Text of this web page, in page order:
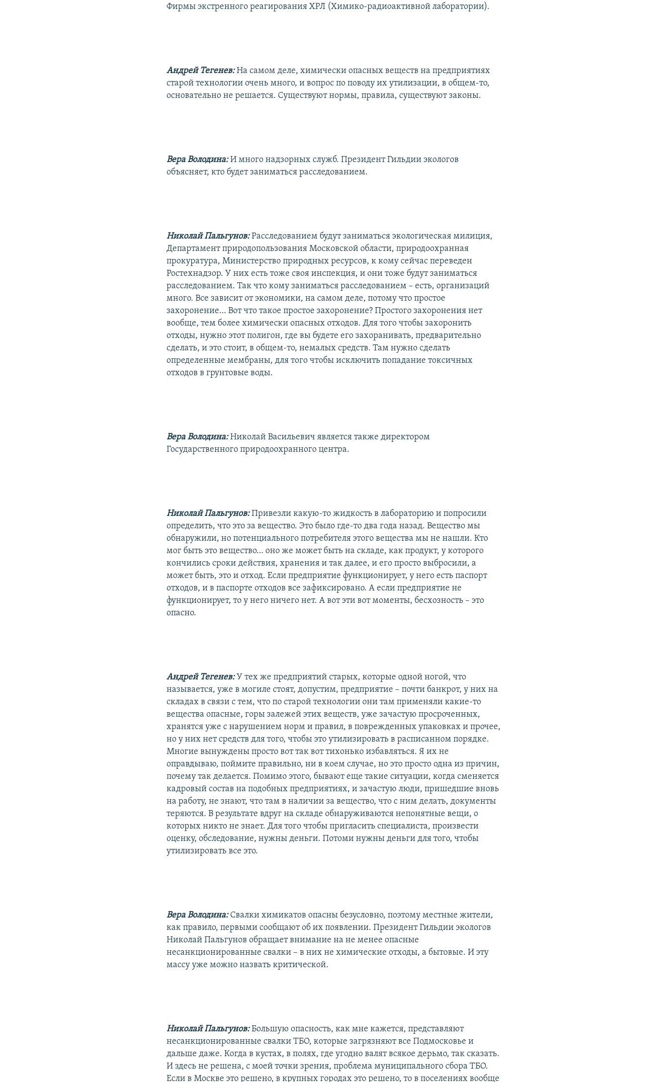
Фирмы экстренного реагирования ХРЛ (Химико-радиоактивной лаборатории).
Андрей Тегенев: На самом деле, химически опасных веществ на предприятиях
старой технологии очень много, и вопрос по поводу их утилизации, в общем-то,
основательно не решается. Существуют нормы, правила, существуют законы.
Вера Володина: И много надзорных служб. Президент Гильдии экологов
объясняет, кто будет заниматься расследованием.
Николай Пальгунов: Расследованием будут заниматься экологическая милиция,
Департамент природопользования Московской области, природоохранная
прокуратура, Министерство природных ресурсов, к кому сейчас переведен
Ростехнадзор. У них есть тоже своя инспекция, и они тоже будут заниматься
расследованием. Так что кому заниматься расследованием – есть, организаций
много. Все зависит от экономики, на самом деле, потому что простое
захоронение… Вот что такое простое захоронение? Простого захоронения нет
вообще, тем более химически опасных отходов. Для того чтобы захоронить
отходы, нужно этот полигон, где вы будете его захоранивать, предварительно
сделать, и это стоит, в общем-то, немалых средств. Там нужно сделать
определенные мембраны, для того чтобы исключить попадание токсичных
отходов в грунтовые воды.
Вера Володина: Николай Васильевич является также директором
Государственного природоохранного центра.
Николай Пальгунов: Привезли какую-то жидкость в лабораторию и попросили
определить, что это за вещество. Это было где-то два года назад. Вещество мы
обнаружили, но потенциального потребителя этого вещества мы не нашли. Кто
мог быть это вещество… оно же может быть на складе, как продукт, у которого
кончились сроки действия, хранения и так далее, и его просто выбросили, а
может быть, это и отход. Если предприятие функционирует, у него есть паспорт
отходов, и в паспорте отходов все зафиксировано. А если предприятие не
функционирует, то у него ничего нет. А вот эти вот моменты, бесхозность – это
опасно.
Андрей Тегенев: У тех же предприятий старых, которые одной ногой, что
называется, уже в могиле стоят, допустим, предприятие – почти банкрот, у них на
складах в связи с тем, что по старой технологии они там применяли какие-то
вещества опасные, горы залежей этих веществ, уже зачастую просроченных,
хранятся уже с нарушением норм и правил, в поврежденных упаковках и прочее,
но у них нет средств для того, чтобы это утилизировать в расписанном порядке.
Многие вынуждены просто вот так вот тихонько избавляться. Я их не
оправдываю, поймите правильно, ни в коем случае, но это просто одна из причин,
почему так делается. Помимо этого, бывают еще такие ситуации, когда сменяется
кадровый состав на подобных предприятиях, и зачастую люди, пришедшие вновь
на работу, не знают, что там в наличии за вещество, что с ним делать, документы
теряются. В результате вдруг на складе обнаруживаются непонятные вещи, о
которых никто не знает. Для того чтобы пригласить специалиста, произвести
оценку, обследование, нужны деньги. Потоми нужны деньги для того, чтобы
утилизировать все это.
Вера Володина: Свалки химикатов опасны безусловно, поэтому местные жители,
как правило, первыми сообщают об их появлении. Президент Гильдии экологов
Николай Пальгунов обращает внимание на не менее опасные
несанкционированные свалки – в них не химические отходы, а бытовые. И эту
массу уже можно назвать критической.
Николай Пальгунов: Большую опасность, как мне кажется, представляют
несанкционированные свалки ТБО, которые загрязняют все Подмосковье и
дальше даже. Когда в кустах, в полях, где угодно валят всякое дерьмо, так сказать.
И здесь не решена, с моей точки зрения, проблема муниципального сбора ТБО.
Если в Москве это решено, в крупных городах это решено, то в поселениях вообще